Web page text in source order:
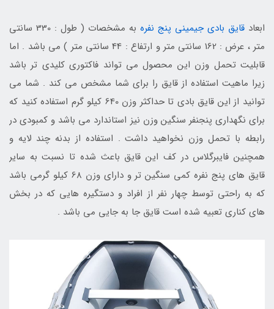
ابعاد قایق بادی جیمینی پنج نفره
به مشخصات ( طول : 330 سانتی
متر ، عرض : 162 سانتی متر و ارتفاع : 44 سانتی متر ) می باشد . اما
قابلیت تحمل وزن این محصول می تواند فاکتوری کلیدی تر باشد
زیرا ماهیت استفاده از قایق را برای شما مشخص می کند . شما می
توانید از این قایق بادی تا حداکثر وزن 640 کیلو گرم استفاده کنید که
برای نگهداری پنجنفر سنگین وزن نیز استاندارد می باشد و کمبودی در
رابطه با تحمل وزن نخواهید داشت . استفاده از بدنه چند لایه و
همچنین فایبرگلاس در کف این قایق باعث شده تا نسبت به سایر
قایق های پنج نفره کمی سنگین تر و دارای وزن 68 کیلو گرمی باشد
که به راحتی توسط چهار نفر از افراد و دستگیره هایی که در بخش
های کناری تعبیه شده است قایق جا به جایی می باشد .